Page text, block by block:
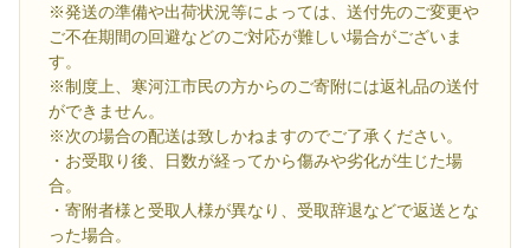
※発送の準備や出荷状況等によっては、送付先のご変更や
ご不在期間の回避などのご対応が難しい場合がございま
す。
※制度上、寒河江市民の方からのご寄附には返礼品の送付
ができません。
※次の場合の配送は致しかねますのでご了承ください。
・お受取り後、日数が経ってから傷みや劣化が生じた場
合。
・寄附者様と受取人様が異なり、受取辞退などで返送とな
った場合。